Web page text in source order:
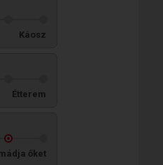
Káosz
Étterem
őket